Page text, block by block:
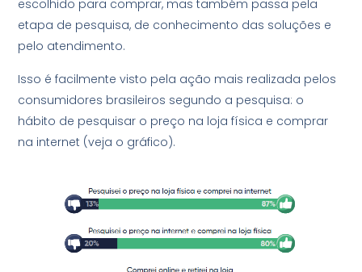
escolhido para comprar, mas também passa pela
etapa de pesquisa, de conhecimento das soluções e
pelo atendimento.
Isso é facilmente visto pela ação mais realizada pelos
consumidores brasileiros segundo a pesquisa: o
hábito de pesquisar o preço na loja física e comprar
na internet (veja o gráfico).